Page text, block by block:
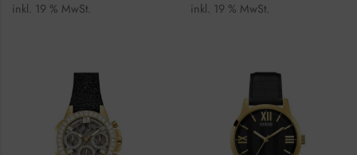
inkl. 19 % MwSt. inkl. 19 % MwSt.